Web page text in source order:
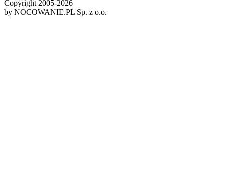
Copyright 2005-2026
by NOCOWANIE.PL Sp. z o.o.